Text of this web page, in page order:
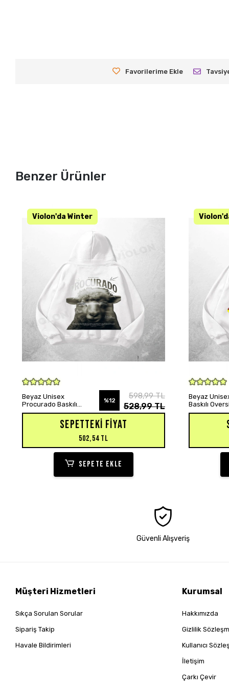
Favorilerime Ekle
Benzer Ürünler
SEPETE EKLE
Beyaz Unisex
Procurado Baskılı
Oversize Hoodie
%12
598,99 TL
528,99 TL
SEPETTEKI FIYAT
502,54 TL
SEPETE EKLE
Beyaz
Baskılı
Sweatshirt
Güvenli Alışveriş
Müşteri Hizmetleri
Sıkça Sorulan Sorular
Sipariş Takip
Havale Bildirimleri
Kurumsal
Hakkımızda
Gizlilik
Kullanıcı
İletişim
Çarkı Çevir